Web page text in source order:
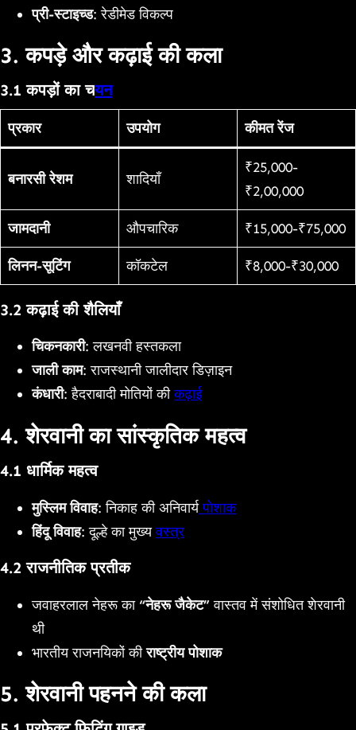
प्री-स्टाइच्ड: रेडीमेड विकल्प
3. कपड़े और कढ़ाई की कला
3.1 कपड़ों का चयन
प्रकार उपयोग कीमत रेंज
बनारसी रेशम शादियाँ
₹25,000-
₹2,00,000
जामदानी औपचारिक ₹15,000-₹75,000
लिनन-सूटिंग कॉकटेल ₹8,000-₹30,000
3.2 कढ़ाई की शैलियाँ
चिकनकारी: लखनवी हस्तकला
जाली काम: राजस्थानी जालीदार डिज़ाइन
कंधारी: हैदराबादी मोतियों कीकढ़ाई
4. शेरवानी का सांस्कृतिक महत्व
4.1 धार्मिक महत्व
मुस्लिम विवाह: निकाह की अनिवार्यपोशाक
हिंदू विवाह: दूल्हे का मुख्यवस्त्र
4.2 राजनीतिक प्रतीक
जवाहरलाल नेहरू का“नेहरू जैकेट”वास्तव में संशोधित शेरवानी
थी
भारतीय राजनयिकों कीराष्ट्रीय पोशाक
5. शेरवानी पहनने की कला